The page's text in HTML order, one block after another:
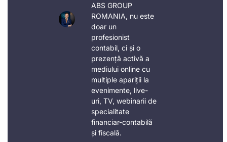
ABS GROUP
ROMANIA, nu este
doar un
profesionist
contabil, ci și o
prezență activă a
mediului online cu
multiple apariții la
evenimente, live-
uri, TV, webinarii de
specialitate
financiar-contabilă
și fiscală.